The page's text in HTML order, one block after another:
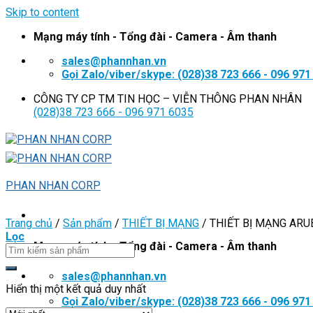
Skip to content
Mạng máy tính - Tổng đài - Camera - Âm thanh
sales@phannhan.vn
Gọi Zalo/viber/skype: (028)38 723 666 - 096 971
CÔNG TY CP TM TIN HỌC – VIỄN THÔNG PHAN NHÂN
(028)38 723 666 - 096 971 6035
PHAN NHAN CORP
Mạng máy tính - Tổng đài - Camera - Âm thanh
sales@phannhan.vn
Gọi Zalo/viber/skype: (028)38 723 666 - 096 971
Trang chủ / Sản phẩm / THIẾT BỊ MẠNG / THIẾT BỊ MẠNG
Lọc
Hiển thị một kết quả duy nhất